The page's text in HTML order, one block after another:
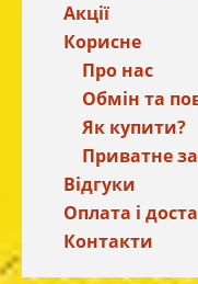
Акції
Корисне
Про нас
Обмін та
Як купити?
Приватне
Відгуки
Оплата і
Контакти